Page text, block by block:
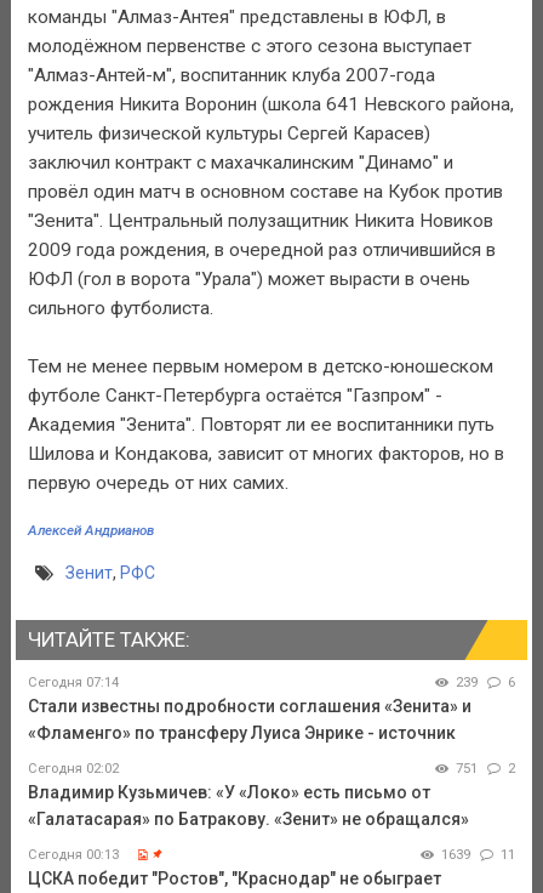
команды "Алмаз-Антея" представлены в ЮФЛ, в
молодёжном первенстве с этого сезона выступает
"Алмаз-Антей-м", воспитанник клуба 2007-года
рождения Никита Воронин (школа 641 Невского района,
учитель физической культуры Сергей Карасев)
заключил контракт с махачкалинским "Динамо" и
провёл один матч в основном составе на Кубок против
"Зенита". Центральный полузащитник Никита Новиков
2009 года рождения, в очередной раз отличившийся в
ЮФЛ (гол в ворота "Урала") может вырасти в очень
сильного футболиста.
Тем не менее первым номером в детско-юношеском
футболе Санкт-Петербурга остаётся "Газпром" -
Академия "Зенита". Повторят ли ее воспитанники путь
Шилова и Кондакова, зависит от многих факторов, но в
первую очередь от них самих.
Алексей Андрианов
Зенит, РФС
ЧИТАЙТЕ ТАКЖЕ:
Сегодня 07:14 239 6
Стали известны подробности соглашения «Зенита» и
«Фламенго» по трансферу Луиса Энрике - источник
Сегодня 02:02 751 2
Владимир Кузьмичев: «У «Локо» есть письмо от
«Галатасарая» по Батракову. «Зенит» не обращался»
Сегодня 00:13 1639 11
ЦСКА победит "Ростов", "Краснодар" не обыграет